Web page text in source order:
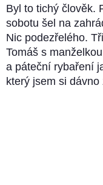
Byl to tichý člověk.
sobotu šel na
Nic podezřelého.
Tomáš s
a páteční rybaření
který jsem si dávno